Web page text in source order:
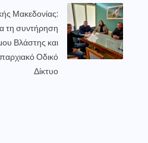
Μακεδονίας:
τη συντήρηση
Βλάστης και
Οδικό
Δίκτυο